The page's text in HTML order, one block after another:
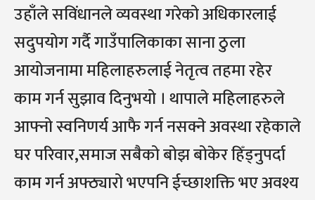
उहाँले सविंधानले व्यवस्था गरेको अधिकारलाई
सदुपयोग गर्दै गाउँपालिकाका साना ठुला
आयोजनामा महिलाहरुलाई नेतृत्व तहमा रहेर
काम गर्न सुझाव दिनुभयो । थापाले महिलाहरुले
आफ्नो स्वनिणर्य आफै गर्न नसक्ने अवस्था रहेकाले
घर परिवार,समाज सबैको बोझ बोकेर हिँड्नुपर्दा
काम गर्न अफ्ठ्यारो भएपनि ईच्छाशक्ति भए अवश्य